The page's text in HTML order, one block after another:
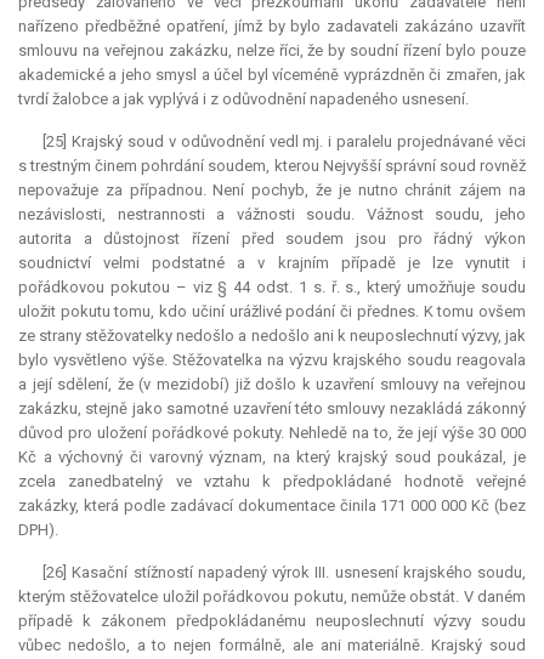
nařízeno předběžné opatření, jímž by bylo zadavateli zakázáno uzavřít
smlouvu na veřejnou zakázku, nelze říci, že by soudní řízení bylo pouze
akademické a jeho smysl a účel byl víceméně vyprázdněn či zmařen, jak
tvrdí žalobce a jak vyplývá i z odůvodnění napadeného usnesení.
[25] Krajský soud v odůvodnění vedl mj. i paralelu projednávané věci
s trestným činem pohrdání soudem, kterou Nejvyšší správní soud rovněž
nepovažuje za případnou. Není pochyb, že je nutno chránit zájem na
nezávislosti, nestrannosti a vážnosti soudu. Vážnost soudu, jeho
autorita a důstojnost řízení před soudem jsou pro řádný výkon
soudnictví velmi podstatné a v krajním případě je lze vynutit i
pořádkovou pokutou – viz § 44 odst. 1 s. ř. s., který umožňuje soudu
uložit pokutu tomu, kdo učiní urážlivé podání či přednes. K tomu ovšem
ze strany stěžovatelky nedošlo a nedošlo ani k neuposlechnutí výzvy, jak
bylo vysvětleno výše. Stěžovatelka na výzvu krajského soudu reagovala
a její sdělení, že (v mezidobí) již došlo k uzavření smlouvy na veřejnou
zakázku, stejně jako samotné uzavření této smlouvy nezakládá zákonný
důvod pro uložení pořádkové pokuty. Nehledě na to, že její výše 30 000
Kč a výchovný či varovný význam, na který krajský soud poukázal, je
zcela zanedbatelný ve vztahu k předpokládané hodnotě veřejné
zakázky, která podle zadávací dokumentace činila 171 000 000 Kč (bez
DPH).
[26] Kasační stížností napadený výrok III. usnesení krajského soudu,
kterým stěžovatelce uložil pořádkovou pokutu, nemůže obstát. V daném
případě k zákonem předpokládanému neuposlechnutí výzvy soudu
vůbec nedošlo, a to nejen formálně, ale ani materiálně. Krajský soud